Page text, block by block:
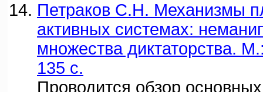
Петраков С.Н. Механизмы
активных системах:
множества диктаторства.
135 с.
Проводится обзор основных